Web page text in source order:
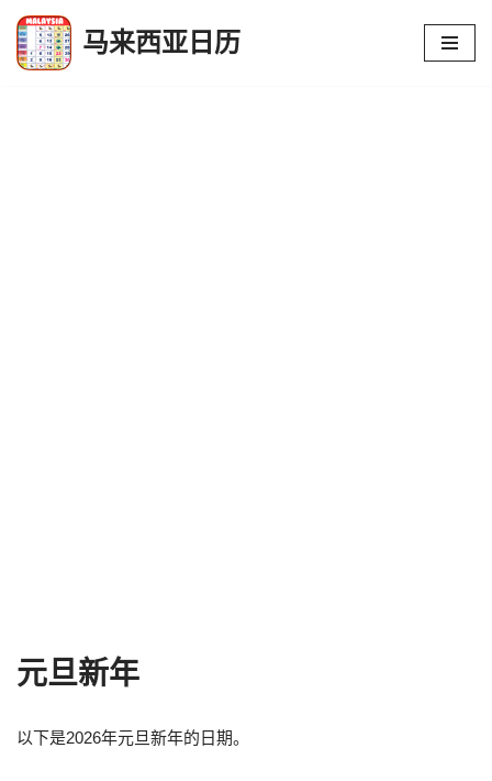
跳
马来西亚日历
元旦新年
以下是2026年元旦新年的日期。